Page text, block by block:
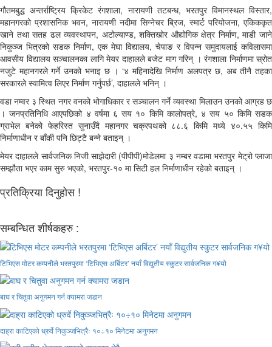
गौतमबुद्ध अन्तर्राष्ट्रिय क्रिकेट रंगशाला, नारायणी तटबन्ध, भरतपुर विमानस्थल विस्तार,
महानगरको प्रशासनिक भवन, नारायणी नदीमा सिग्नेचर ब्रिज, स्मार्ट परियोजना, एकिककृत
खाने तथा सतह ढल व्यवस्थापन, अटोल्याण्ड, शक्तिखोर औद्योगिक क्षेत्र निर्माण, माडी जाने
निकुञ्ज भित्रको सडक निर्माण, एक मेघा विद्यालय, चेपाङ र विपन्न समुदायलाई कविलासमा
आवसीय विद्यालय सञ्चालनका लागि मेयर दाहालले बजेट माग गरिन् । रंगशाला निर्माणमा स्रोत
नजुटे महानगरले गर्ने उनको भनाइ छ । ‘४ महिनादेखि निर्माण अलपत्र छ, अब तीनै तहका
सरकारले स्वामित्व लिएर निर्माण गर्नुपर्छ’, दाहालले भनिन् ।
वडा नम्वर ३ स्थित नगर वनको भोगाधिकार र सञ्चालन गर्ने व्यवस्था मिलाउन उनको आग्रह छ
। जनप्रतिनिधि आएपछिको ४ वर्षमा ६ सय १० किमि कालोपत्रे, ४ सय ५० किमि सडक
ग्राभेल बनेको फेहरिस्त सुनाउँदै महानगर चक्रपथको ८८.६ किमि मध्ये ४०.५५ किमि
निर्माणाधीन र बाँकी पनि छिट्टै बन्ने बताइन् ।
मेयर दाहालले सार्वजनिक निजी साझेदारी (पीपीपी)मोडेलमा ३ नम्बर वडामा भरतपुर मेट्रो प्लाजा
सम्झौता भएर काम सुरु भएको, भरतपुर-१० मा सिटी हल निर्माणाधीन रहेको बताइन् ।
प्रतिक्रिया दिनुहोस !
सम्बन्धित शीर्षकहरु :
टिभिएस मोटर कम्पनीले भरतपुरमा ‘टिभिएस अर्बिटर’ नयाँ विद्युतीय स्कुटर सार्वजनिक ग¥यो
बाघ र चितुवा अनुगमन गर्न क्यामरा जडान
दाह्रा काटिएको ध्रुर्वे निकुञ्जभित्रैः १०÷१० मिनेटमा अनुगमन